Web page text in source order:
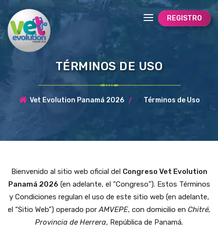
REGISTRO
TÉRMINOS DE USO
Vet Evolution Panamá 2026 > Términos de Uso
Bienvenido al sitio web oficial del Congreso Vet Evolution
Panamá 2026 (en adelante, el “Congreso”). Estos Términos
y Condiciones regulan el uso de este sitio web (en adelante,
el “Sitio Web”) operado porAMVEPE, con domicilio en Chitré,
Provincia de Herrera, República de Panamá.